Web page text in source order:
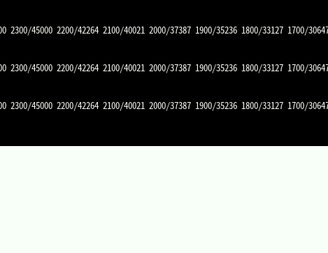
45000 2200/42264 2100/40021 2000/37387 1900/35236 1800/33127 1700/
45000 2200/42264 2100/40021 2000/37387 1900/35236 1800/33127 1700/
45000 2200/42264 2100/40021 2000/37387 1900/35236 1800/33127 1700/